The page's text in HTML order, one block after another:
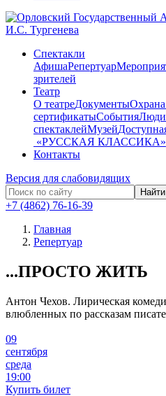
Спектакли
АфишаРепертуар
зрителей
Театр
О театреДокументыОхрана
сертификатыСобытияЛюди
спектаклейМузей
​ «РУССКАЯ КЛАССИКА»
Контакты
Версия для слабовидящих
Найти
+7 (4862) 76-16-39
Главная
Репертуар
...ПРОСТО ЖИТЬ
Антон Чехов. Лирическая
влюбленных по рассказам
09
сентября
среда
19:00
Купить билет